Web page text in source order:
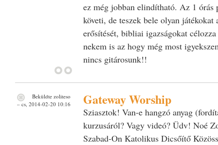
ez még jobban elindítható. Az 1 órás
követi, de teszek bele olyan játékokat
erősítését, bibliai igazságokat
nekem is az hogy még most
nincs gitárosunk!!
Gateway Worship
Sziasztok! Van-e hangzó anyag
kurzusáról? Vagy videó? Üdv! Noé
Szabad-On Katolikus Dicsőítő
Beküldte zoliteso
– cs, 2014-02-20 10:16